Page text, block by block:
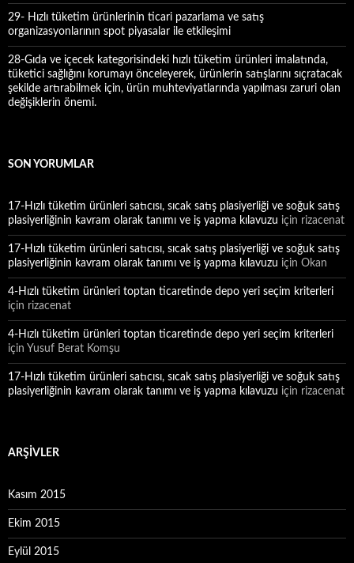
29- Hızlı tüketim ürünlerinin ticari pazarlama ve satış
organizasyonlarının spot piyasalar ile etkileşimi
28-Gıda ve içecek kategorisindeki hızlı tüketim ürünleri imalatında,
tüketici sağlığını korumayı önceleyerek, ürünlerin satışlarını sıçratacak
şekilde artırabilmek için, ürün muhteviyatlarında yapılması zaruri olan
değişiklerin önemi.
SON YORUMLAR
17-Hızlı tüketim ürünleri satıcısı, sıcak satış plasiyerliği ve soğuk satış
plasiyerliğinin kavram olarak tanımı ve iş yapma kılavuzu için rizacenat
17-Hızlı tüketim ürünleri satıcısı, sıcak satış plasiyerliği ve soğuk satış
plasiyerliğinin kavram olarak tanımı ve iş yapma kılavuzu için Okan
4-Hızlı tüketim ürünleri toptan ticaretinde depo yeri seçim kriterleri
için rizacenat
4-Hızlı tüketim ürünleri toptan ticaretinde depo yeri seçim kriterleri
için Yusuf Berat Komşu
17-Hızlı tüketim ürünleri satıcısı, sıcak satış plasiyerliği ve soğuk satış
plasiyerliğinin kavram olarak tanımı ve iş yapma kılavuzu için rizacenat
ARŞIVLER
Kasım 2015
Ekim 2015
Eylül 2015